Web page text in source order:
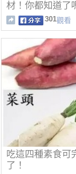
材！你都知道了
301觀看
吃這四種素食可
了！